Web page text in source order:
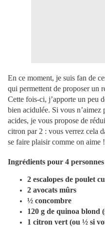
En ce moment, je suis fan de
qui permettent de proposer un
Cette fois-ci, j’apporte un peu
bien acidulée. Si vous n’aimez
acides, je vous propose de
citron par 2 : vous verrez cela
se faire plaisir comme on aime !
Ingrédients pour 4
2 escalopes de poulet
2 avocats mûrs
½ concombre
120 g de quinoa blond
1 citron vert (ou ½ si